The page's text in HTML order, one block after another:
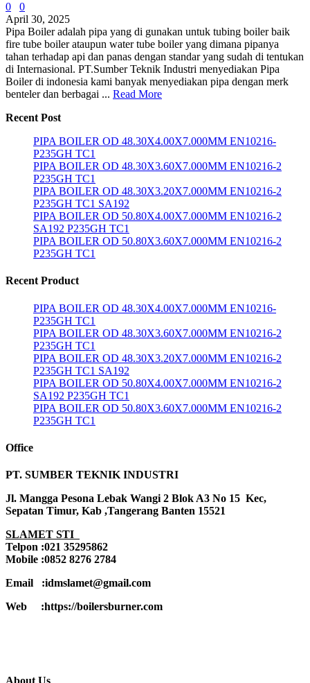
0
0
April 30, 2025
Pipa Boiler adalah pipa yang di gunakan untuk tubing boiler baik
fire tube boiler ataupun water tube boiler yang dimana pipanya
tahan terhadap api dan panas dengan standar yang sudah di tentukan
di Internasional. PT.Sumber Teknik Industri menyediakan Pipa
Boiler di indonesia kami banyak menyediakan pipa dengan merk
benteler dan berbagai ... Read More
Recent Post
PIPA BOILER OD 48.30X4.00X7.000MM EN10216-
P235GH TC1
PIPA BOILER OD 48.30X3.60X7.000MM EN10216-2
P235GH TC1
PIPA BOILER OD 48.30X3.20X7.000MM EN10216-2
P235GH TC1 SA192
PIPA BOILER OD 50.80X4.00X7.000MM EN10216-2
SA192 P235GH TC1
PIPA BOILER OD 50.80X3.60X7.000MM EN10216-2
P235GH TC1
Recent Product
PIPA BOILER OD 48.30X4.00X7.000MM EN10216-
P235GH TC1
PIPA BOILER OD 48.30X3.60X7.000MM EN10216-2
P235GH TC1
PIPA BOILER OD 48.30X3.20X7.000MM EN10216-2
P235GH TC1 SA192
PIPA BOILER OD 50.80X4.00X7.000MM EN10216-2
SA192 P235GH TC1
PIPA BOILER OD 50.80X3.60X7.000MM EN10216-2
P235GH TC1
Office
PT. SUMBER TEKNIK INDUSTRI
Jl. Mangga Pesona Lebak Wangi 2 Blok A3 No 15 Kec,
Sepatan Timur, Kab ,Tangerang Banten 15521
SLAMET STI
Telpon :021 35295862
Mobile :0852 8276 2784
Email :idmslamet@gmail.com
Web :https://boilersburner.com